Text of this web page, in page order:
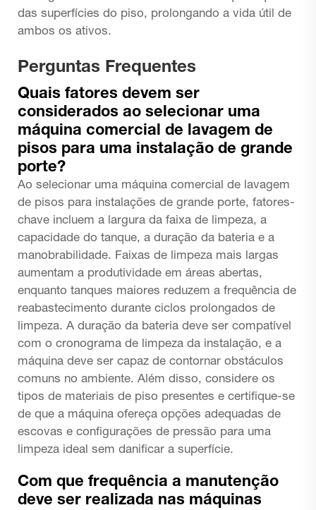
das superfícies do piso, prolongando a vida útil de
ambos os ativos.
Perguntas Frequentes
Quais fatores devem ser
considerados ao selecionar uma
máquina comercial de lavagem de
pisos para uma instalação de grande
porte?
Ao selecionar uma máquina comercial de lavagem
de pisos para instalações de grande porte, fatores-
chave incluem a largura da faixa de limpeza, a
capacidade do tanque, a duração da bateria e a
manobrabilidade. Faixas de limpeza mais largas
aumentam a produtividade em áreas abertas,
enquanto tanques maiores reduzem a frequência de
reabastecimento durante ciclos prolongados de
limpeza. A duração da bateria deve ser compatível
com o cronograma de limpeza da instalação, e a
máquina deve ser capaz de contornar obstáculos
comuns no ambiente. Além disso, considere os
tipos de materiais de piso presentes e certifique-se
de que a máquina ofereça opções adequadas de
escovas e configurações de pressão para uma
limpeza ideal sem danificar a superfície.
Com que frequência a manutenção
deve ser realizada nas máquinas